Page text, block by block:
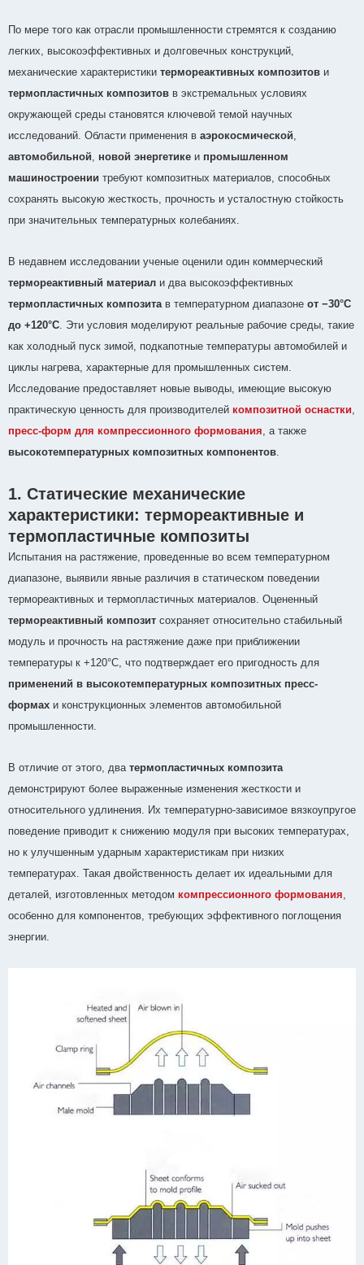
По мере того как отрасли промышленности стремятся к созданию
легких, высокоэффективных и долговечных конструкций,
механические характеристики термореактивных композитов и
термопластичных композитов в экстремальных условиях
окружающей среды становятся ключевой темой научных
исследований. Области применения в аэрокосмической,
автомобильной, новой энергетике и промышленном
машиностроении требуют композитных материалов, способных
сохранять высокую жесткость, прочность и усталостную стойкость
при значительных температурных колебаниях.
В недавнем исследовании ученые оценили один коммерческий
термореактивный материал и два высокоэффективных
термопластичных композитав температурном диапазоне от −30°C
до +120°C. Эти условия моделируют реальные рабочие среды, такие
как холодный пуск зимой, подкапотные температуры автомобилей и
циклы нагрева, характерные для промышленных систем.
Исследование предоставляет новые выводы, имеющие высокую
практическую ценность для производителей композитной оснастки,
пресс-форм для компрессионного формования, а также
высокотемпературных композитных компонентов.
1. Статические механические
характеристики: термореактивные и
термопластичные композиты
Испытания на растяжение, проведенные во всем температурном
диапазоне, выявили явные различия в статическом поведении
термореактивных и термопластичных материалов. Оцененный
термореактивный композит сохраняет относительно стабильный
модуль и прочность на растяжение даже при приближении
температуры к +120°C, что подтверждает его пригодность для
применений в высокотемпературных композитных пресс-
формах и конструкционных элементов автомобильной
промышленности.
В отличие от этого, два термопластичных композита
демонстрируют более выраженные изменения жесткости и
относительного удлинения. Их температурно-зависимое вязкоупругое
поведение приводит к снижению модуля при высоких температурах,
но к улучшенным ударным характеристикам при низких
температурах. Такая двойственность делает их идеальными для
деталей, изготовленных методом компрессионного формования,
особенно для компонентов, требующих эффективного поглощения
энергии.